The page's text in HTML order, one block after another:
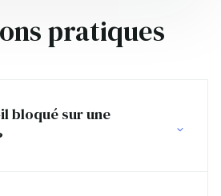
pratiques
bloqué sur une